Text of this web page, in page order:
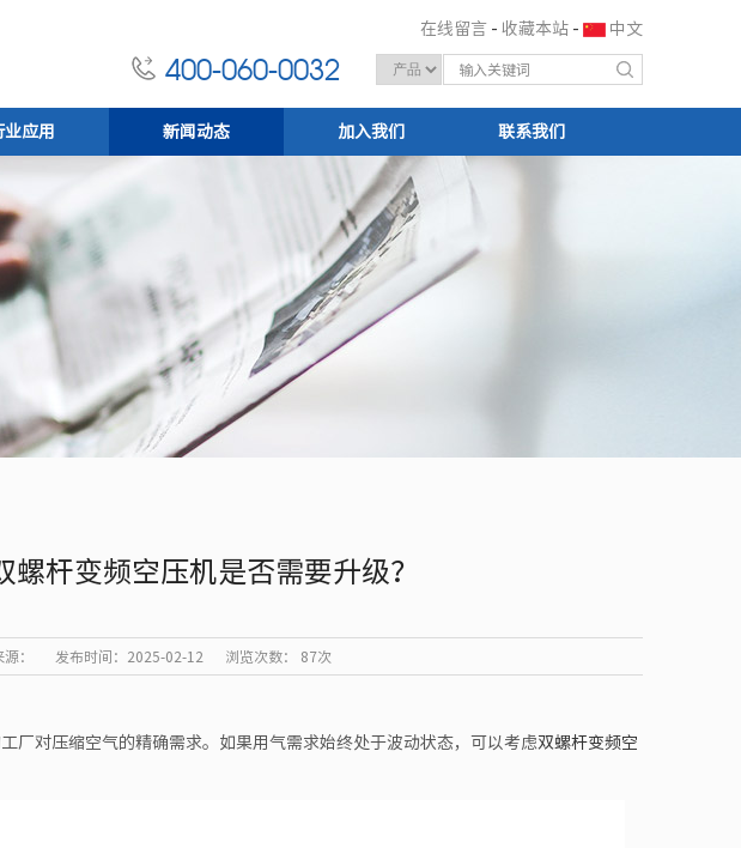
在线留言 - 收藏本站 - 中文
400-060-0032
业应用 新闻动态 加入我们 联系我们
螺杆变频空压机是否需要升级？
： 发布时间：2025-02-12 浏览次数： 87次
厂对压缩空气的精确需求。如果用气需求始终处于波动状态，可以考虑双螺杆变频空